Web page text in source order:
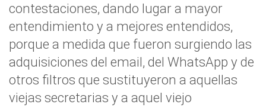
contestaciones, dando lugar a mayor
entendimiento y a mejores entendidos,
porque a medida que fueron surgiendo las
adquisiciones del email, del WhatsApp y de
otros filtros que sustituyeron a aquellas
viejas secretarias y a aquel viejo